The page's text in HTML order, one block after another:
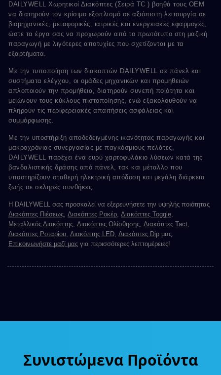
DAILYWELL Χωρητικοί Διακόπτες (Σειρά TC ) βοηθά τους OEM
να διατηρούν τον κρίσιμο εξοπλισμό σε αξιόπιστη λειτουργία σε
βιομηχανικές, μεταφορικές, ιατρικές και ενεργειακές εφαρμογές,
ώστε τα έργα σας να προχωρούν από το πρωτότυπο στη μαζική
παραγωγή με λιγότερες αποτυχίες που σχετίζονται με τα
εξαρτήματα.
Με την τυποποίηση των διακοπτών DAILYWELL σε πάνελ και
συστήματα ελέγχου, οι ομάδες μηχανικών και προμηθειών
απλοποιούν την προμήθεια, διατηρούν συνεπή ποιότητα και
μειώνουν τους κύκλους πιστοποίησης, ενώ εξακολουθούν να
πληρούν τις περιφερειακές απαιτήσεις ασφάλειας και
συμμόρφωσης.
Με την υποστήριξη αποδεδειγμένης ικανότητας παραγωγής και
μακροχρόνιας συνεργασίας με παγκόσμιους πελάτες,
DAILYWELL παρέχει ένα ευρύ χαρτοφυλάκιο λύσεων κατά της
βανδαλιστικής δράσης από πάνελ, τακ και μέταλλο που
υποστηρίζουν σταθερή ηλεκτρική απόδοση και μεγάλη διάρκεια
ζωής σε σκληρές συνθήκες.
Η DAILYWELL σας προσκαλεί να εξερευνήσετε την υψηλής ποιότητας
Διακόπτες Πιέσεως, Διακόπτες Ροκέρ, Διακόπτες Toggle,
Μεταλλικός Διακόπτης, Διακόπτες Ολίσθησης, Διακόπτες Tact,
Διακόπτες Ροταρίου, Διακόπτης LED, Διακόπτες Dip μας.
Επικοινωνήστε μαζί μας για περισσότερες λεπτομέρειες!
Συνιστώμενα Προϊόντα